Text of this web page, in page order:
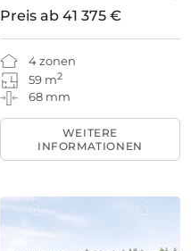
4 zonen
59 m2
68 mm
Preis ab 41 375 €
WEITERE
INFORMATIONEN